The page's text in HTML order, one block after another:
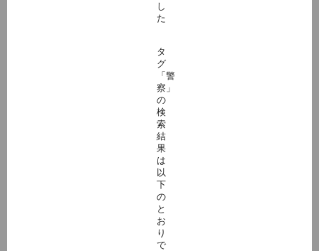
し
た
タ
グ
「警
察」
の
検
索
結
果
は
以
下
の
と
お
り
で